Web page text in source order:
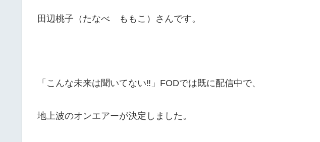
田辺桃子（たなべ ももこ）さんです。
「こんな未来は聞いてない‼」FODでは既に配信中で、
地上波のオンエアーが決定しました。